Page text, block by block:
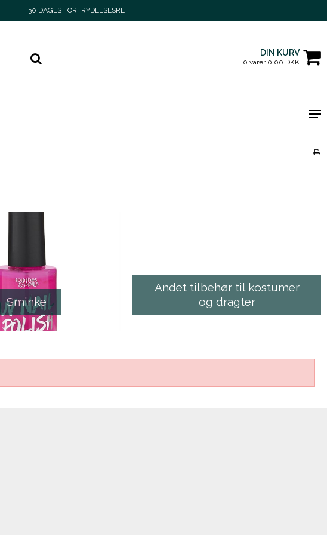
30 DAGES FORTRYDELSESRET
DIN KURV
0 varer 0,00 DKK
Sminke
Andet tilbehør til kostumer
og dragter